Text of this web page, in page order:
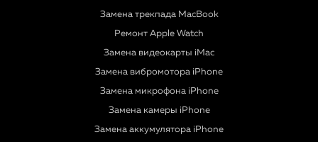
Замена трекпада MacBook
Ремонт Apple Watch
Замена видеокарты iMac
Замена вибромотора iPhone
Замена микрофона iPhone
Замена камеры iPhone
Замена аккумулятора iPhone